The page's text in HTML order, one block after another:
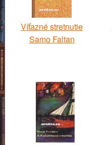
Víťazné stretnutie
Samo Faltan